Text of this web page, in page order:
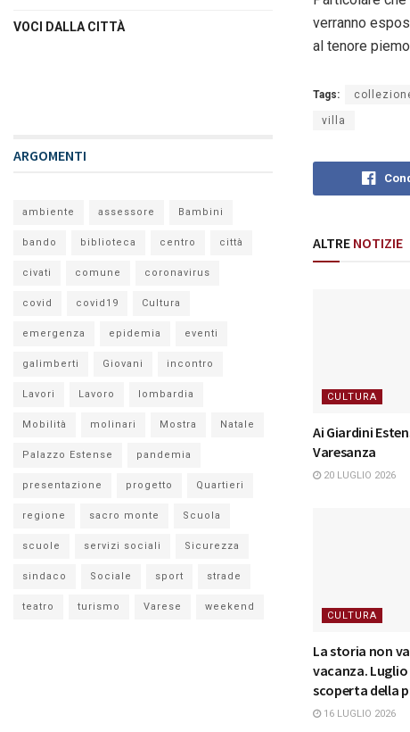
verranno
al tenore
Tags:
villa
ALTRE NOTIZIE
CULTURA
Ai Giardini
Varesanza
20 LUGLIO 2026
CULTURA
La storia non
vacanza. Luglio
scoperta della
16 LUGLIO 2026
VOCI DALLA CITTÀ
ARGOMENTI
ambiente assessore Bambini
bando biblioteca centro città
civati comune coronavirus
covid covid19 Cultura
emergenza epidemia eventi
galimberti Giovani incontro
Lavori Lavoro lombardia
Mobilità molinari Mostra Natale
Palazzo Estense pandemia
presentazione progetto Quartieri
regione sacro monte Scuola
scuole servizi sociali Sicurezza
sindaco Sociale sport strade
teatro turismo Varese weekend